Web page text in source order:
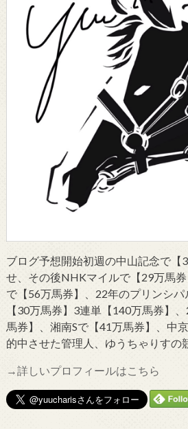
ブログ予想開始初週の中山記念で【
せ、その後NHKマイルで【29万馬
で【56万馬券】、22年のプリンシ
【30万馬券】3連単【140万馬券】
馬券】、湘南Sで【41万馬券】、中
的中させた管理人、ゆうちゃりすの
→詳しいプロフィールはこちら